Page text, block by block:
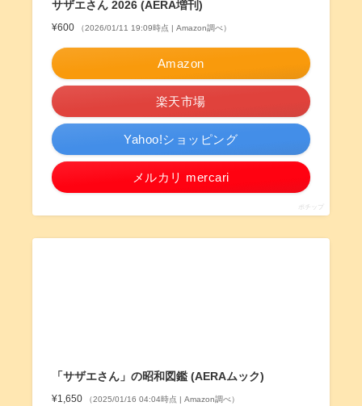
サザエさん 2026 (AERA増刊)
¥600 （2026/01/11 19:09時点 | Amazon調べ）
Amazon
楽天市場
Yahoo!ショッピング
メルカリ mercari
ポチップ
「サザエさん」の昭和図鑑 (AERAムック)
¥1,650 （2025/01/16 04:04時点 | Amazon調べ）